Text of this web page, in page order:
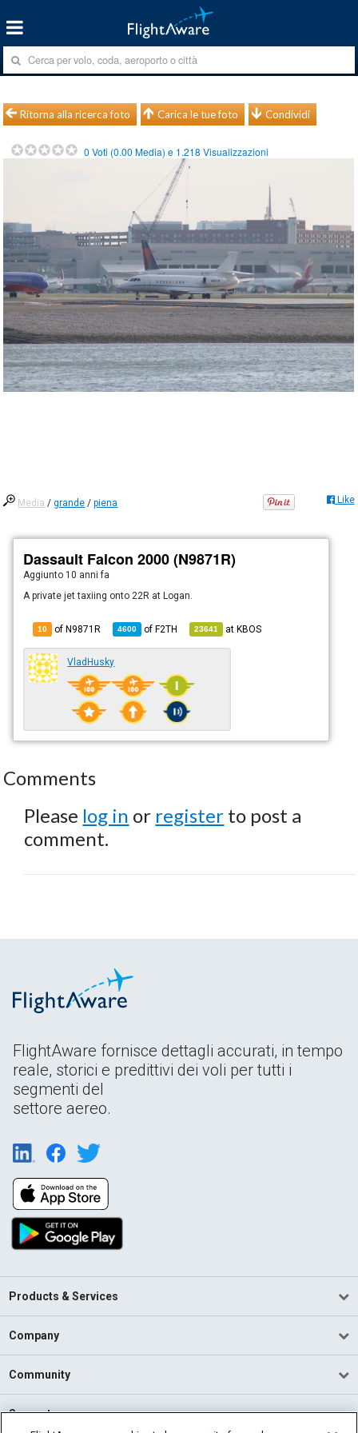
Ritorna alla ricerca foto Carica le tue foto Condividi
0 Voti (0.00 Media) e 1.218 Visualizzazioni
Media /grande /piena Like
Dassault Falcon 2000 (N9871R)
Aggiunto 10 anni fa
A private jet taxiing onto 22R at Logan.
10 of N9871R 4600 ofF2TH 23641 atKBOS
VladHusky
Comments
Please log in or register to post a
comment.
FlightAware fornisce dettagli accurati, in tempo
reale, storici e predittivi dei voli per tutti i
segmenti del
settore aereo.
Products & Services
Company
Community
Support